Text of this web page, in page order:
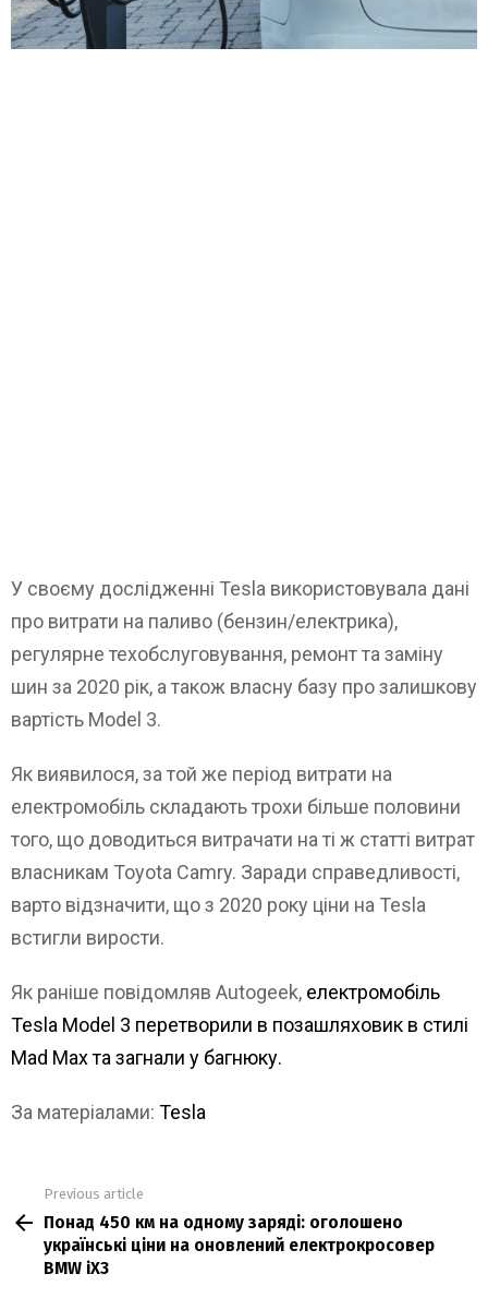
У своєму дослідженні Tesla використовувала дані
про витрати на паливо (бензин/електрика),
регулярне техобслуговування, ремонт та заміну
шин за 2020 рік, а також власну базу про залишкову
вартість Model 3.
Як виявилося, за той же період витрати на
електромобіль складають трохи більше половини
того, що доводиться витрачати на ті ж статті витрат
власникам Toyota Camry. Заради справедливості,
варто відзначити, що з 2020 року ціни на Tesla
встигли вирости.
Як раніше повідомляв Autogeek, електромобіль
Tesla Model 3 перетворили в позашляховик в стилі
Mad Max та загнали у багнюку.
За матеріалами: Tesla
more
Previous article
Понад 450 км на одному заряді: оголошено
українські ціни на оновлений електрокросовер
BMW iX3